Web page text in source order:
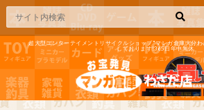
超大型エンターテイメントリサイクルショップ"マンガ倉庫大分
しております!365日年中無休